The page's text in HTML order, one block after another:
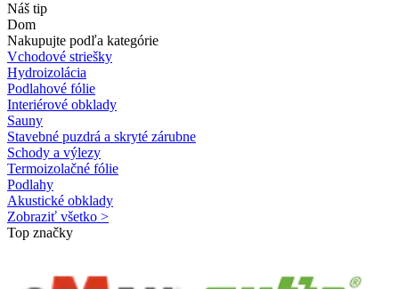
Náš tip
Dom
Nakupujte podľa kategórie
Vchodové striešky
Hydroizolácia
Podlahové fólie
Interiérové obklady
Sauny
Stavebné puzdrá a skryté zárubne
Schody a výlezy
Termoizolačné fólie
Podlahy
Akustické obklady
Zobraziť všetko >
Top značky